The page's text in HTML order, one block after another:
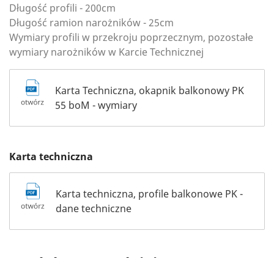
Długość profili - 200cm
Długość ramion narożników - 25cm
Wymiary profili w przekroju poprzecznym, pozostałe
wymiary narożników w Karcie Technicznej
Karta Techniczna, okapnik balkonowy PK
55 boM - wymiary
Karta techniczna
Karta techniczna, profile balkonowe PK -
dane techniczne